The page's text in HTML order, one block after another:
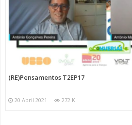
(RE)Pensamentos T2EP17
20 Abril 2021 272 K